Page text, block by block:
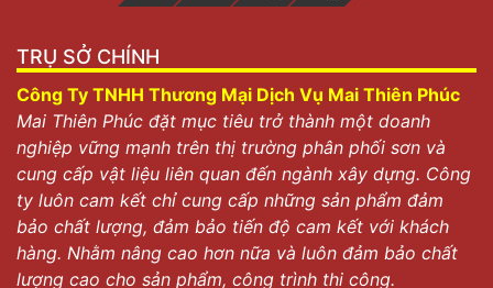
TRỤ SỞ CHÍNH
Công Ty TNHH Thương Mại Dịch Vụ Mai Thiên Phúc
Mai Thiên Phúc đặt mục tiêu trở thành một doanh
nghiệp vững mạnh trên thị trường phân phối sơn và
cung cấp vật liệu liên quan đến ngành xây dựng. Công
ty luôn cam kết chỉ cung cấp những sản phẩm đảm
bảo chất lượng, đảm bảo tiến độ cam kết với khách
hàng. Nhằm nâng cao hơn nữa và luôn đảm bảo chất
lượng cao cho sản phẩm, công trình thi công.